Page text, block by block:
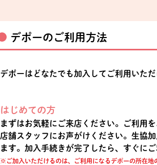
デポーのご利用方法
デポーはどなたでも加入してご利用いた
はじめての方
まずはお気軽にご来店ください。ご利用を
店舗スタッフにお声がけください。生協
ます。加入手続きが完了したら、すぐにご
※ご加入いただけるのは、ご利用になるデポーの所在地